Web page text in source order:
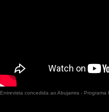
Entrevista concedida ao Abujamra - Programa